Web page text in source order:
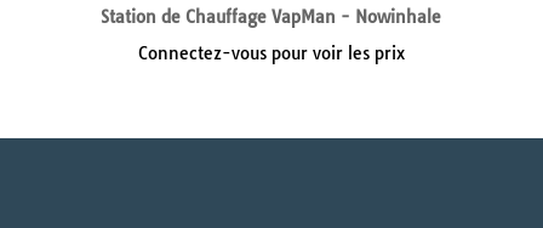
Station de Chauffage VapMan - Nowinhale
Connectez-vous pour voir les prix